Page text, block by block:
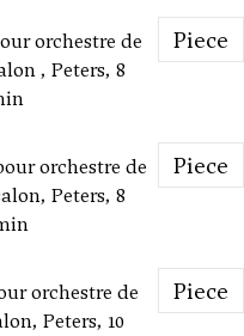
orchestre de
, Peters, 8
Piece
orchestre de
Peters, 8
Piece
orchestre de
Peters, 10
Piece